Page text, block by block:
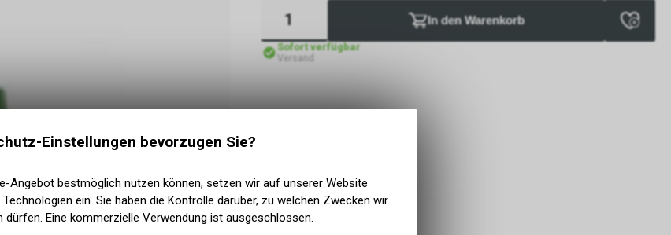
In den Warenkorb
Sofort verfügbar
Versand
Einstellungen bevorzugen Sie?
Angebot bestmöglich nutzen können, setzen wir auf unserer Website
ein. Sie haben die Kontrolle darüber, zu welchen Zwecken wir
dürfen. Eine kommerzielle Verwendung ist ausgeschlossen.